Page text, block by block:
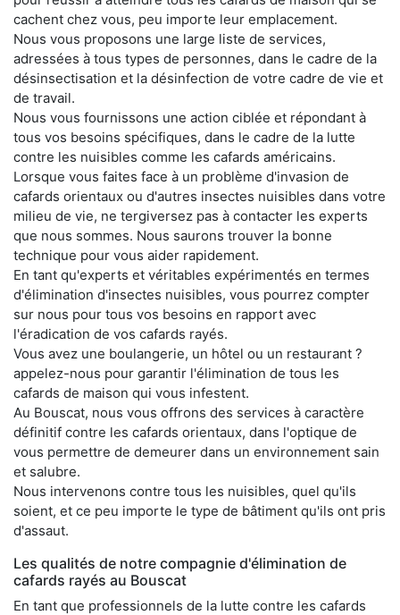
cachent chez vous, peu importe leur emplacement.
Nous vous proposons une large liste de services,
adressées à tous types de personnes, dans le cadre de la
désinsectisation et la désinfection de votre cadre de vie et
de travail.
Nous vous fournissons une action ciblée et répondant à
tous vos besoins spécifiques, dans le cadre de la lutte
contre les nuisibles comme les cafards américains.
Lorsque vous faites face à un problème d'invasion de
cafards orientaux ou d'autres insectes nuisibles dans votre
milieu de vie, ne tergiversez pas à contacter les experts
que nous sommes. Nous saurons trouver la bonne
technique pour vous aider rapidement.
En tant qu'experts et véritables expérimentés en termes
d'élimination d'insectes nuisibles, vous pourrez compter
sur nous pour tous vos besoins en rapport avec
l'éradication de vos cafards rayés.
Vous avez une boulangerie, un hôtel ou un restaurant ?
appelez-nous pour garantir l'élimination de tous les
cafards de maison qui vous infestent.
Au Bouscat, nous vous offrons des services à caractère
définitif contre les cafards orientaux, dans l'optique de
vous permettre de demeurer dans un environnement sain
et salubre.
Nous intervenons contre tous les nuisibles, quel qu'ils
soient, et ce peu importe le type de bâtiment qu'ils ont pris
d'assaut.
Les qualités de notre compagnie d'élimination de
cafards rayés au Bouscat
En tant que professionnels de la lutte contre les cafards